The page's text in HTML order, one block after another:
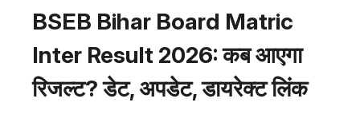
मनोरंजन
राज्य
आस्था
BSEB Bihar Board Matric
Inter Result 2026: कब आएगा
रिजल्ट? डेट, अपडेट, डायरेक्ट लिंक